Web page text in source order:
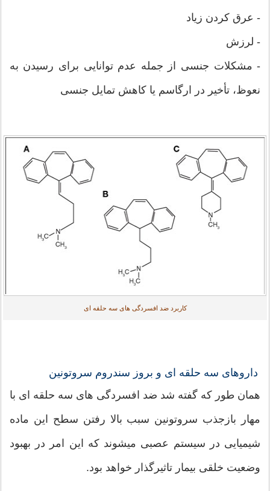
- عرق کردن زیاد
- لرزش
- مشکلات جنسی از جمله عدم توانایی برای رسیدن به
نعوظ، تأخیر در ارگاسم یا کاهش تمایل جنسی
کاربرد ضد افسردگی های سه حلقه ای
داروهای سه حلقه ای و بروز سندروم سروتونین
همان طور که گفته شد ضد افسردگی های سه حلقه ای با
مهار بازجذب سروتونین سبب بالا رفتن سطح این ماده
شیمیایی در سیستم عصبی میشوند که این امر در بهبود
وضعیت خلقی بیمار تاثیرگذار خواهد بود.